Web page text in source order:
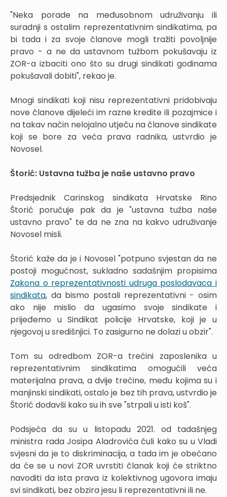
"Neka porade na međusobnom udruživanju ili
suradnji s ostalim reprezentativnim sindikatima, pa
bi tada i za svoje članove mogli tražiti povoljnije
pravo - a ne da ustavnom tužbom pokušavaju iz
ZOR-a izbaciti ono što su drugi sindikati godinama
pokušavali dobiti", rekao je.
Mnogi sindikati koji nisu reprezentativni pridobivaju
nove članove dijeleći im razne kredite ili pozajmice i
na takav način nelojalno utječu na članove sindikate
koji se bore za veća prava radnika, ustvrdio je
Novosel.
Štorić: Ustavna tužba je naše ustavno pravo
Predsjednik Carinskog sindikata Hrvatske Rino
Štorić poručuje pak da je "ustavna tužba naše
ustavno pravo" te da ne zna na kakvo udruživanje
Novosel misli.
Štorić kaže da je i Novosel "potpuno svjestan da ne
postoji mogućnost, sukladno sadašnjim propisima
Zakona o reprezentativnosti udruga poslodavaca i
sindikata, da bismo postali reprezentativni - osim
ako nije mislio da ugasimo svoje sindikate i
prijeđemo u Sindikat policije Hrvatske, koji je u
njegovoj u središnjici. To zasigurno ne dolazi u obzir".
Tom su odredbom ZOR-a trećini zaposlenika u
reprezentativnim sindikatima omogućili veća
materijalna prava, a dvije trećine, među kojima su i
manjinski sindikati, ostalo je bez tih prava, ustvrdio je
Štorić dodavši kako su ih sve "strpali u isti koš".
Podsjeća da su u listopadu 2021. od tadašnjeg
ministra rada Josipa Aladrovića čuli kako su u Vladi
svjesni da je to diskriminacija, a tada im je obećano
da će se u novi ZOR uvrstiti članak koji će striktno
navoditi da ista prava iz kolektivnog ugovora imaju
svi sindikati, bez obzira jesu li reprezentativni ili ne.